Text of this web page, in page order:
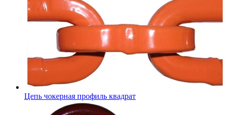
Цепь чокерная профиль квадрат